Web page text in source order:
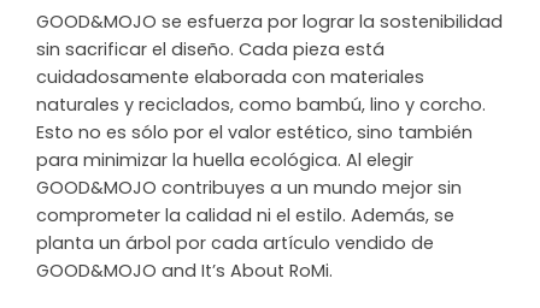
GOOD&MOJO se esfuerza por lograr la sostenibilidad
sin sacrificar el diseño. Cada pieza está
cuidadosamente elaborada con materiales
naturales y reciclados, como bambú, lino y corcho.
Esto no es sólo por el valor estético, sino también
para minimizar la huella ecológica. Al elegir
GOOD&MOJO contribuyes a un mundo mejor sin
comprometer la calidad ni el estilo. Además, se
planta un árbol por cada artículo vendido de
GOOD&MOJO and It’s About RoMi.